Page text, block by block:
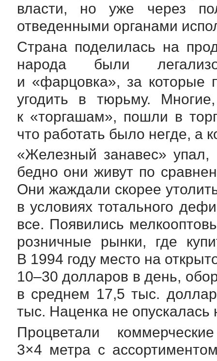
власти, но уже через
отведенными органами
Страна поделилась на
народа были
и «фарцовка», за которые
угодить в тюрьму.
к «торгашам», пошли в
что работать было негде, а
«Железный занавес»
бедно они живут по
Они жаждали скорее
в условиях тотального
все. Появились
розничные рынки, где
В 1994 году место на
10–30 долларов в день,
в среднем 17,5 тыс.
тыс. Наценка не
Процветали
3×4 метра с